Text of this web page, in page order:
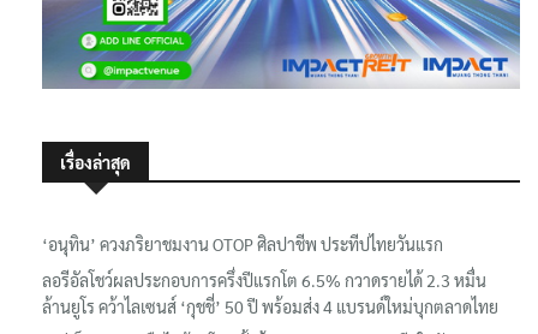
เรื่องล่าสุด
‘อนุทิน’ ควงภริยาชมงาน OTOP ศิลปาชีพ ประทีปไทยวันแรก
ลอรีอัลโชว์ผลประกอบการครึ่งปีแรกโต 6.5% กวาดรายได้ 2.3 หมื่น
ล้านยูโร คว้าไลเซนส์ ‘กุชชี่’ 50 ปี พร้อมส่ง 4 แบรนด์ใหม่บุกตลาดไทย